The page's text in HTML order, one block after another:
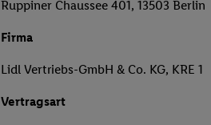
Ruppiner Chaussee 401, 13503 Berlin
Firma
Lidl Vertriebs-GmbH & Co. KG, KRE 1
Vertragsart